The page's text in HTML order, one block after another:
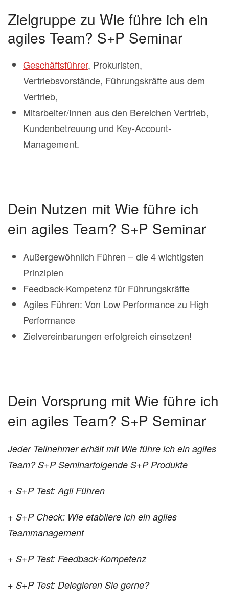
Zielgruppe zu Wie führe ich ein
agiles Team? S+P Seminar
Geschäftsführer, Prokuristen,
Vertriebsvorstände, Führungskräfte aus dem
Vertrieb,
Mitarbeiter/Innen aus den Bereichen Vertrieb,
Kundenbetreuung und Key-Account-
Management.
Dein Nutzen mit Wie führe ich
ein agiles Team? S+P Seminar
Außergewöhnlich Führen – die 4 wichtigsten
Prinzipien
Feedback-Kompetenz für Führungskräfte
Agiles Führen: Von Low Performance zu High
Performance
Zielvereinbarungen erfolgreich einsetzen!
Dein Vorsprung mit Wie führe ich
ein agiles Team? S+P Seminar
Jeder Teilnehmer erhält mit Wie führe ich ein agiles
Team? S+P Seminarfolgende S+P Produkte
+ S+P Test: Agil Führen
+ S+P Check: Wie etabliere ich ein agiles
Teammanagement
+ S+P Test: Feedback-Kompetenz
+ S+P Test: Delegieren Sie gerne?